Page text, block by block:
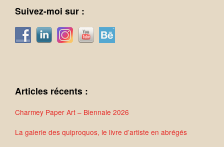
Suivez-moi sur :
Articles récents :
Charmey Paper Art – Biennale 2026
La galerie des quiproquos, le livre d’artiste en abrégés